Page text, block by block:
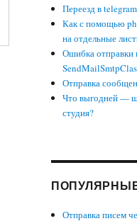
Переезд в
Как с помощью
на отдельные
Ошибка
Отправка
Что выгодней —
студия?
Отправка писем